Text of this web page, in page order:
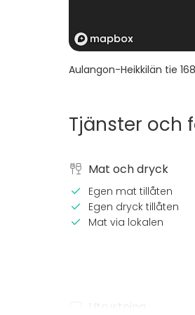
Aulangon-Heikkilän tie 168
Tjänster och
Mat och dryck
Egen mat tillåten
Egen dryck tillåten
Mat via lokalen
Utrustning